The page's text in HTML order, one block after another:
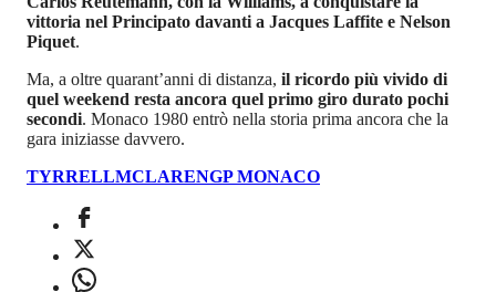
vittoria nel Principato davanti a Jacques Laffite e Nelson
Piquet.
Ma, a oltre quarant’anni di distanza, il ricordo più vivido di
quel weekend resta ancora quel primo giro durato pochi
secondi. Monaco 1980 entrò nella storia prima ancora che la
gara iniziasse davvero.
TYRRELLMCLARENGP MONACO